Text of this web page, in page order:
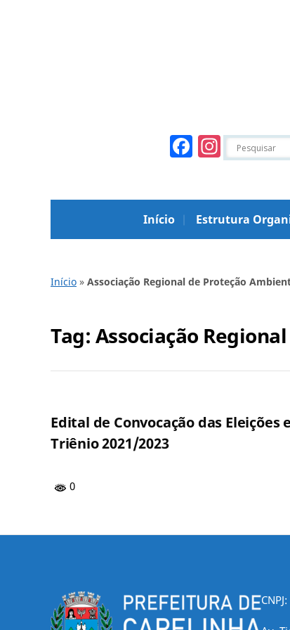
Início Estrutura
Início » Associação Regional de Proteção
Tag: Associação
Edital de Convocação das
Triênio 2021/2023
0